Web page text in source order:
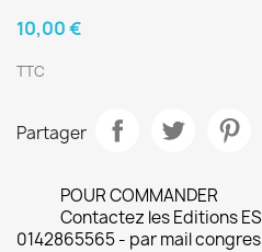
10,00 €
TTC
Partager
POUR COMMANDER
Contactez les Editions
0142865565 - par mail